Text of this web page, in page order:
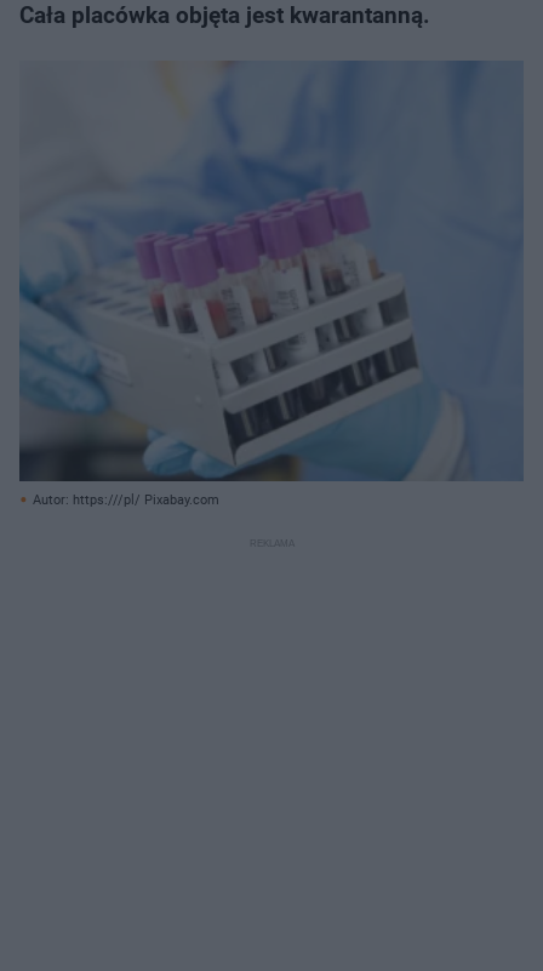
Cała placówka objęta jest kwarantanną.
Autor: https:///pl/ Pixabay.com